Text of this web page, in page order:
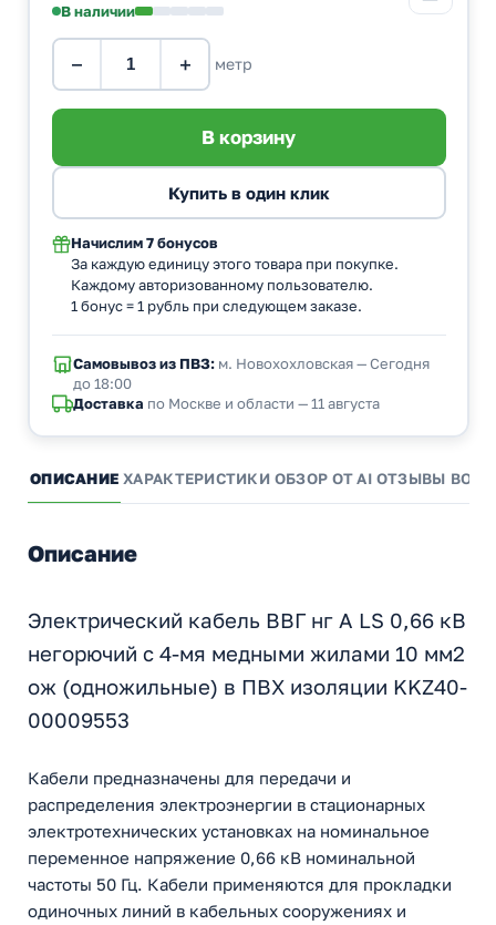
В наличии
− + метр
Начислим 7 бонусов
За каждую единицу этого товара при покупке.
Каждому авторизованному пользователю.
1 бонус = 1 рубль при следующем заказе.
Самовывоз из ПВЗ:м. Новохохловская — Сегодня
до 18:00
Доставка по Москве и области — 11 августа
ОПИСАНИЕ ХАРАКТЕРИСТИКИ ОБЗОР ОТ AI ОТЗЫВЫ
Описание
Электрический кабель ВВГ нг А LS 0,66 кВ
негорючий с 4-мя медными жилами 10 мм2
ож (одножильные) в ПВХ изоляции KKZ40-
00009553
Кабели предназначены для передачи и
распределения электроэнергии в стационарных
электротехнических установках на номинальное
переменное напряжение 0,66 кВ номинальной
частоты 50 Гц. Кабели применяются для прокладки
одиночных линий в кабельных сооружениях и